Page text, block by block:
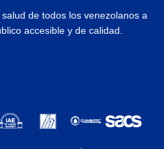
de todos los venezolanos a
accesible y de calidad.